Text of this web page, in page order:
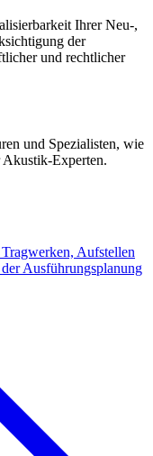
Ihrer Neu-,
der
und rechtlicher
und Spezialisten, wie
Experten.
Aufstellen
Ausführungsplanung